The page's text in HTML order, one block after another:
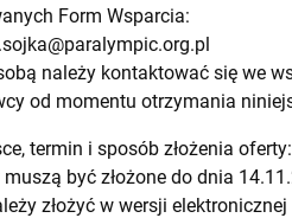
Form Wsparcia:
należy kontaktować się we
od momentu otrzymania
termin i sposób złożenia oferty:
być złożone do dnia
złożyć w wersji